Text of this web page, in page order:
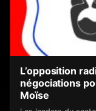
L’opposition
négociations
Moïse